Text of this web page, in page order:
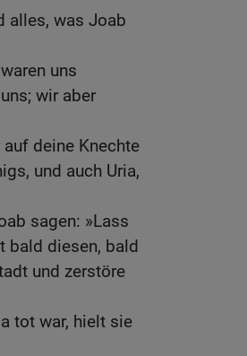
alles, was Joab
uns
wir aber
deine Knechte
und auch Uria,
sagen: »Lass
bald diesen, bald
und zerstöre
tot war, hielt sie